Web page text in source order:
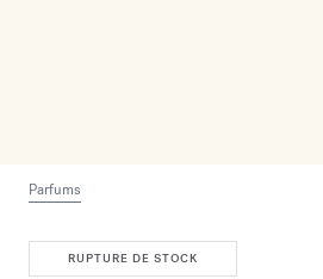
Parfums
RUPTURE DE STOCK